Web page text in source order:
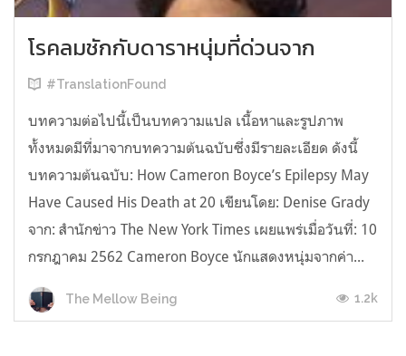
โรคลมชักกับดาราหนุ่มที่ด่วนจาก
#TranslationFound
บทความต่อไปนี้เป็นบทความแปล เนื้อหาและรูปภาพ
ทั้งหมดมีที่มาจากบทความต้นฉบับซึ่งมีรายละเอียด ดังนี้
บทความต้นฉบับ: How Cameron Boyce’s Epilepsy May
Have Caused His Death at 20 เขียนโดย: Denise Grady
จาก: สำนักข่าว The New York Times เผยแพร่เมื่อวันที่: 10
กรกฎาคม 2562 Cameron Boyce นักแสดงหนุ่มจากค่า...
The Mellow Being 1.2k